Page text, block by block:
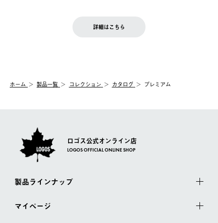
【配送業者】
佐川急便にて配送されます。
お客様都合の返品にかかる送料は、お客様ご負担とさせていただ
一度お手元の商品を返品いただき、ご希望商品を再注文してくだ
LOGOS FAMILY会員の方は、会員マイページ内 購入履歴画面に
詳細はこちら
ホーム 製品一覧 コレクション カタログ プレミアム
ロゴス公式オンライン店
LOGOS OFFICIAL ONLINE SHOP
製品ラインナップ
マイページ